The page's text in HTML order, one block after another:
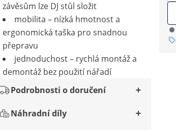
závěsům lze DJ stůl složit
mobilita – nízká hmotnost a
ergonomická taška pro snadnou
přepravu
jednoduchost – rychlá montáž a
demontáž bez použití nářadí
Podrobnosti o doručení
Náhradní díly